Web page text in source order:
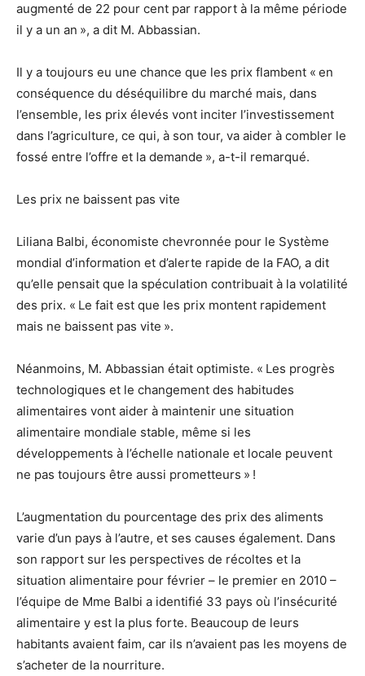
augmenté de 22 pour cent par rapport à la même période
il y a un an », a dit M. Abbassian.
Il y a toujours eu une chance que les prix flambent « en
conséquence du déséquilibre du marché mais, dans
l’ensemble, les prix élevés vont inciter l’investissement
dans l’agriculture, ce qui, à son tour, va aider à combler le
fossé entre l’offre et la demande », a-t-il remarqué.
Les prix ne baissent pas vite
Liliana Balbi, économiste chevronnée pour le Système
mondial d’information et d’alerte rapide de la FAO, a dit
qu’elle pensait que la spéculation contribuait à la volatilité
des prix. « Le fait est que les prix montent rapidement
mais ne baissent pas vite ».
Néanmoins, M. Abbassian était optimiste. « Les progrès
technologiques et le changement des habitudes
alimentaires vont aider à maintenir une situation
alimentaire mondiale stable, même si les
développements à l’échelle nationale et locale peuvent
ne pas toujours être aussi prometteurs » !
L’augmentation du pourcentage des prix des aliments
varie d’un pays à l’autre, et ses causes également. Dans
son rapport sur les perspectives de récoltes et la
situation alimentaire pour février – le premier en 2010 –
l’équipe de Mme Balbi a identifié 33 pays où l’insécurité
alimentaire y est la plus forte. Beaucoup de leurs
habitants avaient faim, car ils n’avaient pas les moyens de
s’acheter de la nourriture.